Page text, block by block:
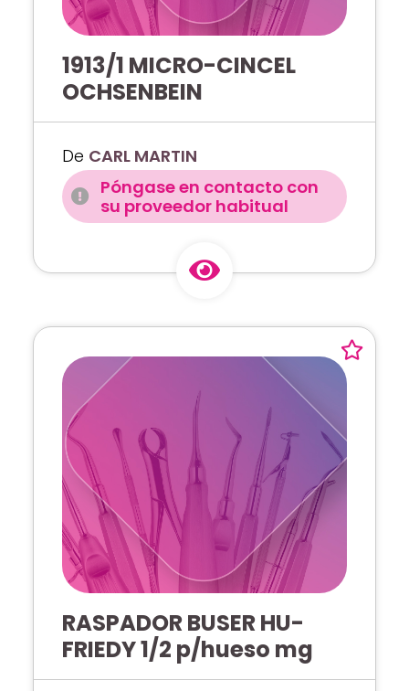
1913/1 MICRO-CINCEL
OCHSENBEIN
De CARL MARTIN
Póngase en contacto con
su proveedor habitual
RASPADOR BUSER HU-
FRIEDY 1/2 p/hueso mg